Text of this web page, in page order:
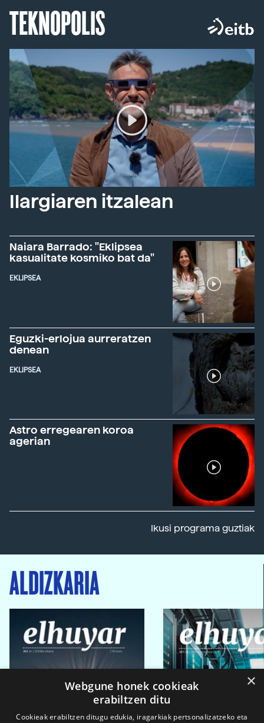
TEKNOPOLIS
Ilargiaren itzalean
Naiara Barrado: "Eklipsea
kasualitate kosmiko bat da"
EKLIPSEA
Eguzki-erlojua aurreratzen
denean
EKLIPSEA
Astro erregearen koroa
agerian
Ikusi programa guztiak
ALDIZKARIA
×
Webgune honek cookieak
erabiltzen ditu
Cookieak erabiltzen ditugu edukia, iragarkiak pertsonalizatzeko eta